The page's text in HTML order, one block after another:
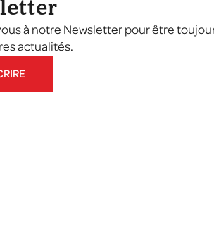
à notre Newsletter pour être
actualités.